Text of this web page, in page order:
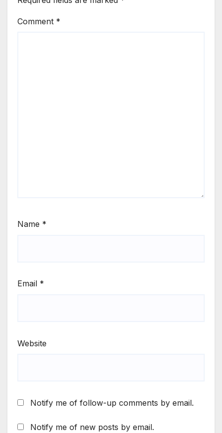
Comment *
Name *
Email *
Website
Notify me of follow-up comments by email.
Notify me of new posts by email.